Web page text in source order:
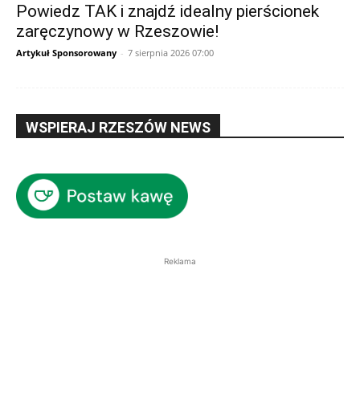
Powiedz TAK i znajdź idealny pierścionek
zaręczynowy w Rzeszowie!
Artykuł Sponsorowany - 7 sierpnia 2026 07:00
WSPIERAJ RZESZÓW NEWS
Reklama